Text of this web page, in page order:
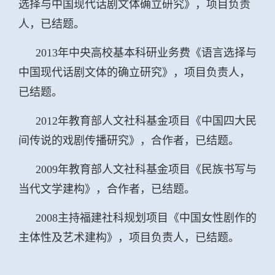
选择与中国现代话剧文体确立研究》，项目负责
人，已结题。
2013年中央高校基本科研业务费《语言选择与
中国现代话剧文体的确立研究》，项目负责人，
已结题。
2012年教育部人文社科基金项目《中国四大民
间传说的戏剧传播研究》，合作者，已结题。
2009年教育部人文社科基金项目《民族书写与
当代文学建构》，合作者，已结题。
2008主持福建社科规划项目《中国女性剧作的
主体性及艺术建构》，项目负责人，已结题。